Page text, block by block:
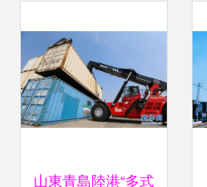
山東青島陸港“多式